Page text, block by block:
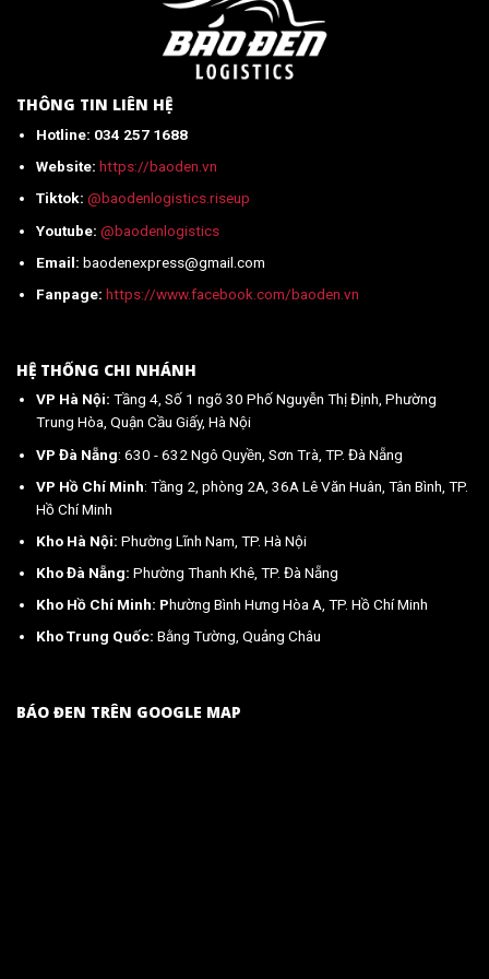
Nam
mới
nhất
THÔNG TIN LIÊN HỆ
Hotline: 034 257 1688
Website: https://baoden.vn
Tiktok: @baodenlogistics.riseup
Youtube: @baodenlogistics
Email: baodenexpress@gmail.com
Fanpage: https://www.facebook.com/baoden.vn
HỆ THỐNG CHI NHÁNH
VP Hà Nội: Tầng 4, Số 1 ngõ 30 Phố Nguyễn Thị Định, Phường
Trung Hòa, Quận Cầu Giấy, Hà Nội
VP Đà Nẵng: 630 - 632 Ngô Quyền, Sơn Trà, TP. Đà Nẵng
VP Hồ Chí Minh: Tầng 2, phòng 2A, 36A Lê Văn Huân, Tân Bình, TP.
Hồ Chí Minh
Kho Hà Nội: Phường Lĩnh Nam, TP. Hà Nội
Kho Đà Nẵng: Phường Thanh Khê, TP. Đà Nẵng
Kho Hồ Chí Minh: Phường Bình Hưng Hòa A, TP. Hồ Chí Minh
Kho Trung Quốc: Bằng Tường, Quảng Châu
BÁO ĐEN TRÊN GOOGLE MAP